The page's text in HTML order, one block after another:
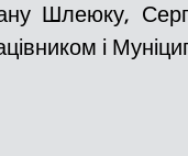
Цивільний
Шлеюку,
і